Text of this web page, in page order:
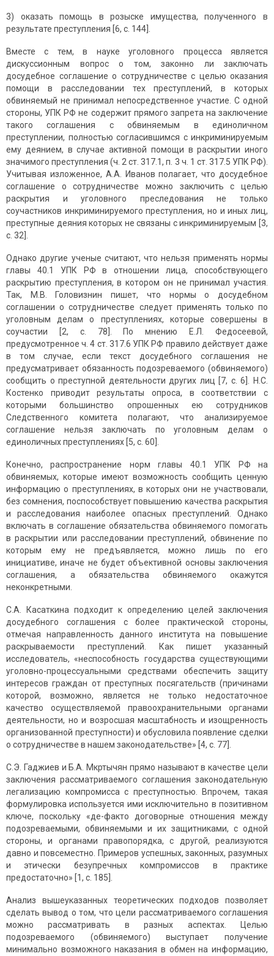
3) оказать помощь в розыске имущества, полученного в
результате преступления [6, с. 144].
Вместе с тем, в науке уголовного процесса является
дискуссионным вопрос о том, законно ли заключать
досудебное соглашение о сотрудничестве с целью оказания
помощи в расследовании тех преступлений, в которых
обвиняемый не принимал непосредственное участие. С одной
стороны, УПК РФ не содержит прямого запрета на заключение
такого соглашения с обвиняемым в единоличном
преступлении, полностью согласившимся с инкриминируемым
ему деянием, в случае активной помощи в раскрытии иного
значимого преступления (ч. 2 ст. 317.1, п. 3 ч. 1 ст. 317.5 УПК РФ).
Учитывая изложенное, А.А. Иванов полагает, что досудебное
соглашение о сотрудничестве можно заключить с целью
раскрытия и уголовного преследования не только
соучастников инкриминируемого преступления, но и иных лиц,
преступные деяния которых не связаны с инкриминируемым [3,
с. 32].
Однако другие ученые считают, что нельзя применять нормы
главы 40.1 УПК РФ в отношении лица, способствующего
раскрытию преступления, в котором он не принимал участия.
Так, М.В. Головизнин пишет, что нормы о досудебном
соглашении о сотрудничестве следует применять только по
уголовным делам о преступлениях, которые совершены в
соучастии [2, с. 78]. По мнению Е.Л. Федосеевой,
предусмотренное ч. 4 ст. 317.6 УПК РФ правило действует даже
в том случае, если текст досудебного соглашения не
предусматривает обязанность подозреваемого (обвиняемого)
сообщить о преступной деятельности других лиц [7, с. 6]. Н.С.
Костенко приводит результаты опроса, в соответствии с
которыми большинство опрошенных ею сотрудников
Следственного комитета полагают, что анализируемое
соглашение нельзя заключать по уголовным делам о
единоличных преступлениях [5, с. 60].
Конечно, распространение норм главы 40.1 УПК РФ на
обвиняемых, которые имеют возможность сообщить ценную
информацию о преступлениях, в которых они не участвовали,
без сомнения, поспособствует повышению качества раскрытия
и расследования наиболее опасных преступлений. Однако
включать в соглашение обязательства обвиняемого помогать
в раскрытии или расследовании преступлений, обвинение по
которым ему не предъявляется, можно лишь по его
инициативе, иначе не будет объективной основы заключения
соглашения, а обязательства обвиняемого окажутся
неконкретными.
С.А. Касаткина подходит к определению целей заключения
досудебного соглашения с более практической стороны,
отмечая направленность данного института на повышение
раскрываемости преступлений. Как пишет указанный
исследователь, «неспособность государства существующими
уголовно-процессуальными средствами обеспечить защиту
интересов граждан от преступных посягательств (причинами
которой, возможно, является не только недостаточное
качество осуществляемой правоохранительными органами
деятельности, но и возросшая масштабность и изощренность
организованной преступности) и обусловила появление сделки
о сотрудничестве в нашем законодательстве» [4, с. 77].
С.Э. Гаджиев и Б.А. Мкртычян прямо называют в качестве цели
заключения рассматриваемого соглашения законодательную
легализацию компромисса с преступностью. Впрочем, такая
формулировка используется ими исключительно в позитивном
ключе, поскольку «де-факто договорные отношения между
подозреваемыми, обвиняемыми и их защитниками, с одной
стороны, и органами правопорядка, с другой, реализуются
давно и повсеместно. Примеров успешных, законных, разумных
и этически безупречных компромиссов в практике
предостаточно» [1, с. 185].
Анализ вышеуказанных теоретических подходов позволяет
сделать вывод о том, что цели рассматриваемого соглашения
можно рассматривать в разных аспектах. Целью
подозреваемого (обвиняемого) выступает получение
минимально возможного наказания в обмен на информацию,